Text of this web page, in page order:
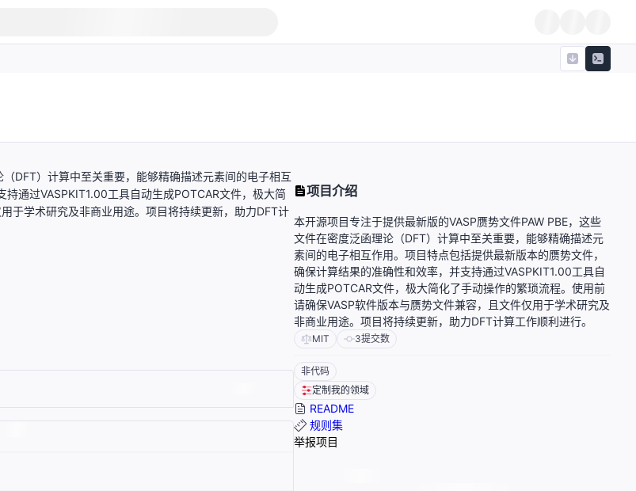
DFT）计算中至关重要，能够精确描述元素间的电子相互
通过VASPKIT1.00工具自动生成POTCAR文件，极大简
于学术研究及非商业用途。项目将持续更新，助力DFT计
项目介绍
本开源项目专注于提供最新版的VASP赝势文件PAW PBE，这些
文件在密度泛函理论（DFT）计算中至关重要，能够精确描述元
素间的电子相互作用。项目特点包括提供最新版本的赝势文件，
确保计算结果的准确性和效率，并支持通过VASPKIT1.00工具自
动生成POTCAR文件，极大简化了手动操作的繁琐流程。使用前
请确保VASP软件版本与赝势文件兼容，且文件仅用于学术研究及
非商业用途。项目将持续更新，助力DFT计算工作顺利进行。
MIT 3提交数
非代码
定制我的领域
README
规则集
举报项目